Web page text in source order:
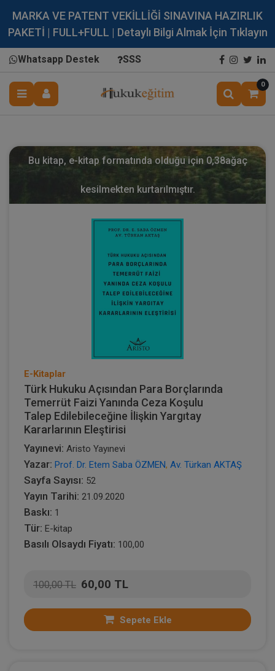
MARKA VE PATENT VEKİLLİĞİ SINAVINA HAZIRLIK
PAKETİ | FULL+FULL | Detaylı Bilgi Almak İçin Tıklayın
Whatsapp Destek SSS
0
Bu kitap, e-kitap formatında olduğu için 0,38ağaç
kesilmekten kurtarılmıştır.
E-Kitaplar
Türk Hukuku Açısından Para Borçlarında
Temerrüt Faizi Yanında Ceza Koşulu
Talep Edilebileceğine İlişkin Yargıtay
Kararlarının Eleştirisi
Yayınevi: Aristo Yayınevi
Yazar: Prof. Dr. Etem Saba ÖZMEN, Av. Türkan AKTAŞ
Sayfa Sayısı: 52
Yayın Tarihi: 21.09.2020
Baskı: 1
Tür: E-kitap
Basılı Olsaydı Fiyatı: 100,00
100,00 TL 60,00 TL
Sepete Ekle